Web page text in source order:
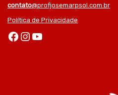
contato@profjosemarpsol.com.br
Política de Privacidade
Facebook Instagram Youtube